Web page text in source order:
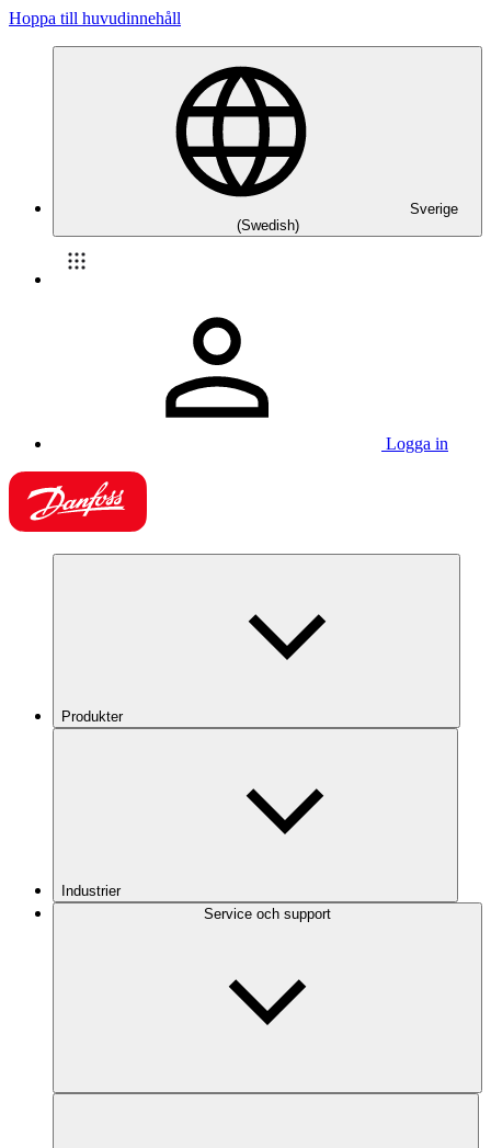
Hoppa till huvudinnehåll
Sverige
(Swedish)
Logga in
Produkter
Industrier
Service och support